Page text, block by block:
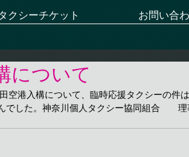
クシーチケット お問い合
について
空港入構について、臨時応援タクシーの件
でした。神奈川個人タクシー協同組合　　